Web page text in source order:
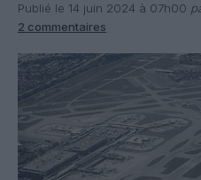
Publié le 14 juin 2024 à 07h00
2 commentaires